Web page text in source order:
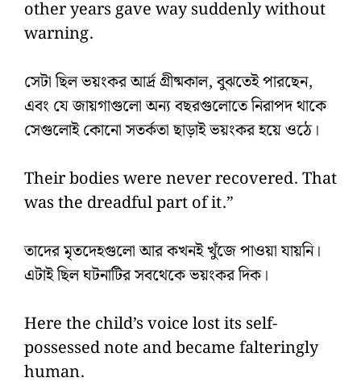
other years gave way suddenly without
warning.
সেটা ছিল ভয়ংকর আর্দ্র গ্রীষ্মকাল, বুঝতেই পারছেন,
এবং যে জায়গাগুলো অন্য বছরগুলোতে নিরাপদ থাকে
সেগুলোই কোনো সতর্কতা ছাড়াই ভয়ংকর হয়ে ওঠে।
Their bodies were never recovered. That
was the dreadful part of it.”
তাদের মৃতদেহগুলো আর কখনই খুঁজে পাওয়া যায়নি।
এটাই ছিল ঘটনাটির সবথেকে ভয়ংকর দিক।
Here the child’s voice lost its self-
possessed note and became falteringly
human.